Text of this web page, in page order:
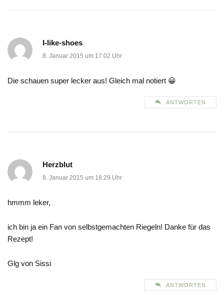
I-like-shoes
8. Januar 2015 um 17:02 Uhr
Die schauen super lecker aus! Gleich mal notiert 😀
ANTWORTEN
Herzblut
8. Januar 2015 um 18:29 Uhr
hmmm leker,
ich bin ja ein Fan von selbstgemachten Riegeln! Danke für das
Rezept!
Glg von Sissi
ANTWORTEN